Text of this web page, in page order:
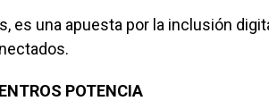
es una apuesta por la inclusión
POTENCIA